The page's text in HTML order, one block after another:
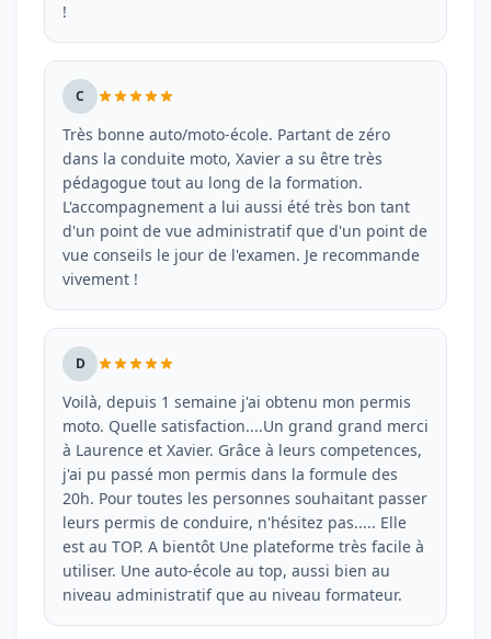
!
C
Très bonne auto/moto-école. Partant de zéro
dans la conduite moto, Xavier a su être très
pédagogue tout au long de la formation.
L'accompagnement a lui aussi été très bon tant
d'un point de vue administratif que d'un point de
vue conseils le jour de l'examen. Je recommande
vivement !
D
Voilà, depuis 1 semaine j'ai obtenu mon permis
moto. Quelle satisfaction....Un grand grand merci
à Laurence et Xavier. Grâce à leurs competences,
j'ai pu passé mon permis dans la formule des
20h. Pour toutes les personnes souhaitant passer
leurs permis de conduire, n'hésitez pas..... Elle
est au TOP. A bientôt Une plateforme très facile à
utiliser. Une auto-école au top, aussi bien au
niveau administratif que au niveau formateur.